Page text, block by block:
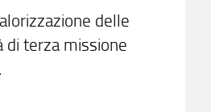
delle
di terza missione